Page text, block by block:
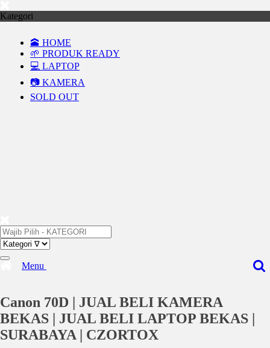
Kategori
🕋 HOME
🌱 PRODUK READY
💻 LAPTOP
📷 KAMERA
SOLD OUT
Menu
Canon 70D | JUAL BELI KAMERA
BEKAS | JUAL BELI LAPTOP BEKAS |
SURABAYA | CZORTOX